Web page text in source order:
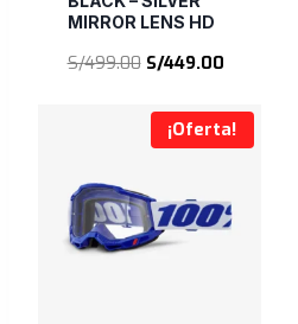
MIRROR LENS HD
S/499.00 El
original
era:
S/449.00El
actual
es:
¡Oferta!